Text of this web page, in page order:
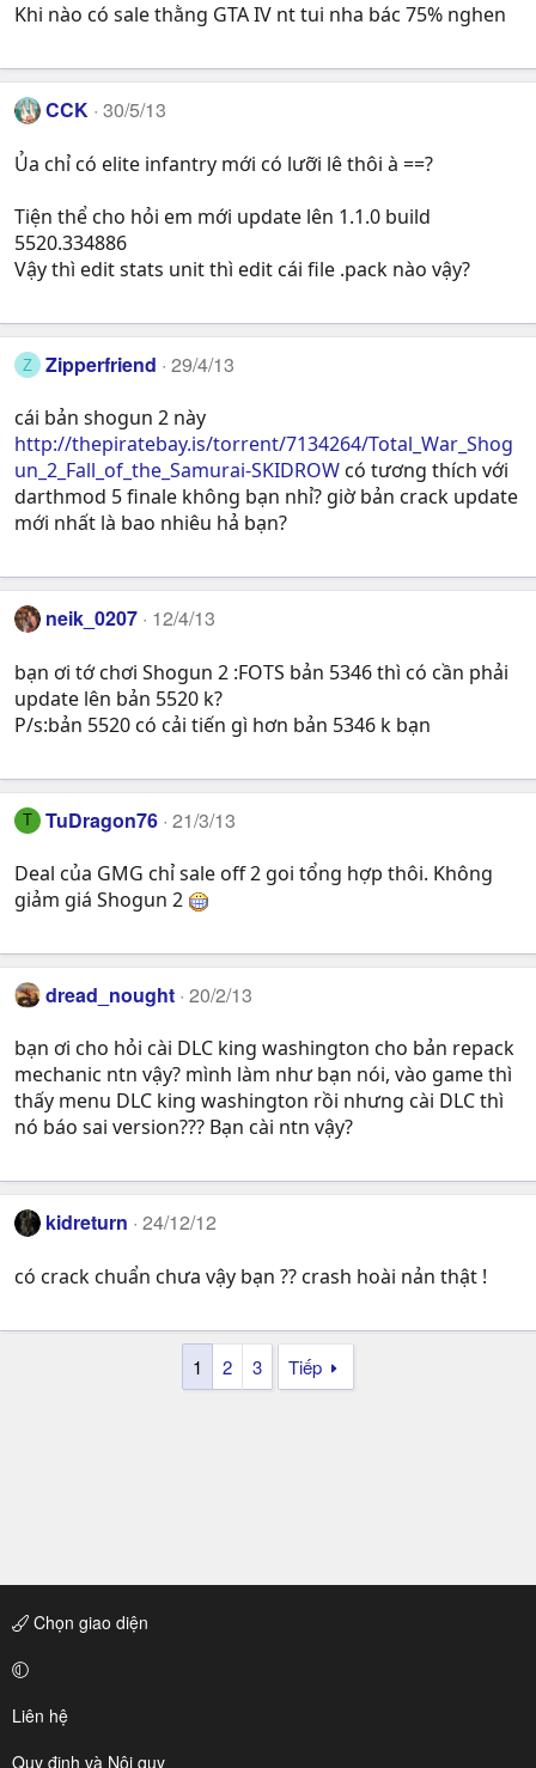
Khi nào có sale thằng GTA IV nt tui nha bác 75% nghen
CCK 30/5/13
Ủa chỉ có elite infantry mới có lưỡi lê thôi à ==?
Tiện thể cho hỏi em mới update lên 1.1.0 build
5520.334886
Vậy thì edit stats unit thì edit cái file .pack nào vậy?
Z Zipperfriend 29/4/13
cái bản shogun 2 này
http://thepiratebay.is/torrent/7134264/Total_War_Shog
un_2_Fall_of_the_Samurai-SKIDROWcó tương thích với
darthmod 5 finale không bạn nhỉ? giờ bản crack update
mới nhất là bao nhiêu hả bạn?
neik_0207 12/4/13
bạn ơi tớ chơi Shogun 2 :FOTS bản 5346 thì có cần phải
update lên bản 5520 k?
P/s:bản 5520 có cải tiến gì hơn bản 5346 k bạn
T TuDragon76 21/3/13
Deal của GMG chỉ sale off 2 goi tổng hợp thôi. Không
giảm giá Shogun 2
dread_nought 20/2/13
bạn ơi cho hỏi cài DLC king washington cho bản repack
mechanic ntn vậy? mình làm như bạn nói, vào game thì
thấy menu DLC king washington rồi nhưng cài DLC thì
nó báo sai version??? Bạn cài ntn vậy?
kidreturn 24/12/12
có crack chuẩn chưa vậy bạn ?? crash hoài nản thật !
1 2 3 Tiếp
Chọn giao diện
Liên hệ
Quy định và Nội quy